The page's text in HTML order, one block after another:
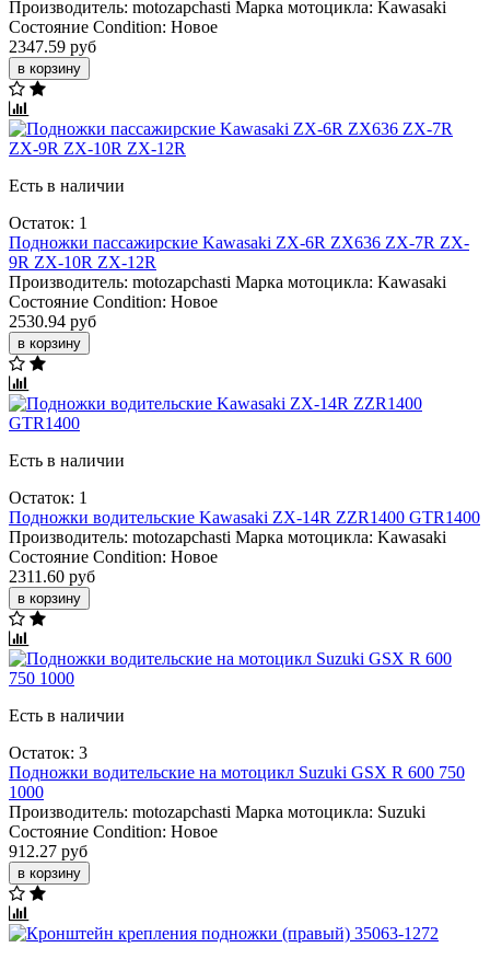
Производитель: motozapchasti Марка мотоцикла: Kawasaki
Состояние Condition: Новое
2347.59 руб
в корзину
Есть в наличии
Остаток: 1
Подножки пассажирские Kawasaki ZX-6R ZX636 ZX-7R ZX-
9R ZX-10R ZX-12R
Производитель: motozapchasti Марка мотоцикла: Kawasaki
Состояние Condition: Новое
2530.94 руб
в корзину
Есть в наличии
Остаток: 1
Подножки водительские Kawasaki ZX-14R ZZR1400 GTR1400
Производитель: motozapchasti Марка мотоцикла: Kawasaki
Состояние Condition: Новое
2311.60 руб
в корзину
Есть в наличии
Остаток: 3
Подножки водительские на мотоцикл Suzuki GSX R 600 750
1000
Производитель: motozapchasti Марка мотоцикла: Suzuki
Состояние Condition: Новое
912.27 руб
в корзину